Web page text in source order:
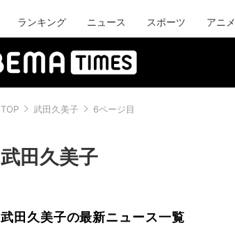
ランキング ニュース スポーツ アニメ
TOP 武田久美子 6ページ目
武田久美子
武田久美子の最新ニュース一覧